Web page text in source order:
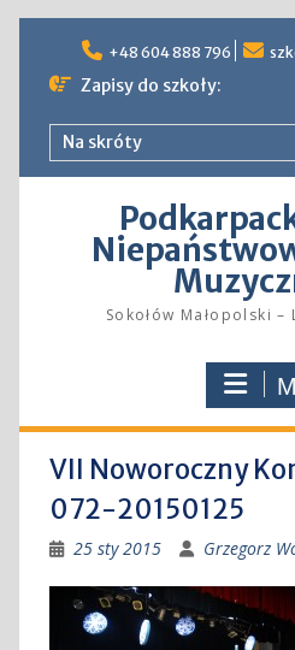
content
+48 604 888 796
Zapisy do szkoły:
Na skróty
Sokołów Małopolski –
VII Noworoczny
072-20150125
25 sty 2015 Grzegorz